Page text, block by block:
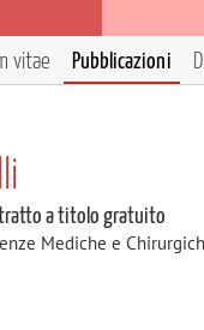
vitae Pubblicazioni
a titolo gratuito
Mediche e